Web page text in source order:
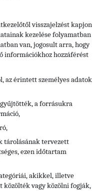
visszajelzést kapjon
kezelése folyamatban
van, jogosult arra, hogy
információkhoz hozzáférést
az érintett személyes adatok
a forrásukra
tárolásának tervezett
ezen időtartam
akikkel, illetve
közölték vagy közölni fogják,